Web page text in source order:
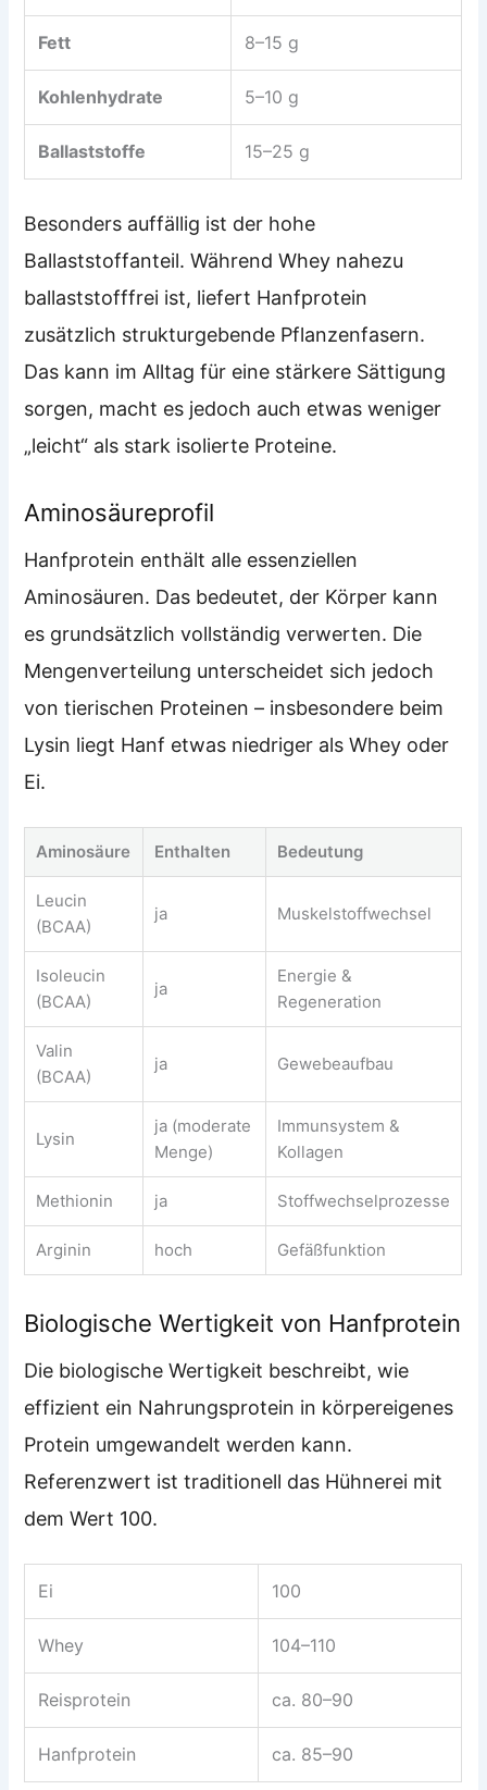
Fett 8–15 g
Kohlenhydrate 5–10 g
Ballaststoffe 15–25 g
Besonders auffällig ist der hohe
Ballaststoffanteil. Während Whey nahezu
ballaststofffrei ist, liefert Hanfprotein
zusätzlich strukturgebende Pflanzenfasern.
Das kann im Alltag für eine stärkere Sättigung
sorgen, macht es jedoch auch etwas weniger
„leicht“ als stark isolierte Proteine.
Aminosäureprofil
Hanfprotein enthält alle essenziellen
Aminosäuren. Das bedeutet, der Körper kann
es grundsätzlich vollständig verwerten. Die
Mengenverteilung unterscheidet sich jedoch
von tierischen Proteinen – insbesondere beim
Lysin liegt Hanf etwas niedriger als Whey oder
Ei.
Aminosäure Enthalten Bedeutung
Leucin
(BCAA)
ja Muskelstoffwechsel
Isoleucin
(BCAA)
ja
Energie &
Regeneration
Valin
(BCAA)
ja Gewebeaufbau
Lysin
ja (moderate
Menge)
Immunsystem &
Kollagen
Methionin ja Stoffwechselprozesse
Arginin hoch Gefäßfunktion
Biologische Wertigkeit von Hanfprotein
Die biologische Wertigkeit beschreibt, wie
effizient ein Nahrungsprotein in körpereigenes
Protein umgewandelt werden kann.
Referenzwert ist traditionell das Hühnerei mit
dem Wert 100.
Ei 100
Whey 104–110
Reisprotein ca. 80–90
Hanfprotein ca. 85–90